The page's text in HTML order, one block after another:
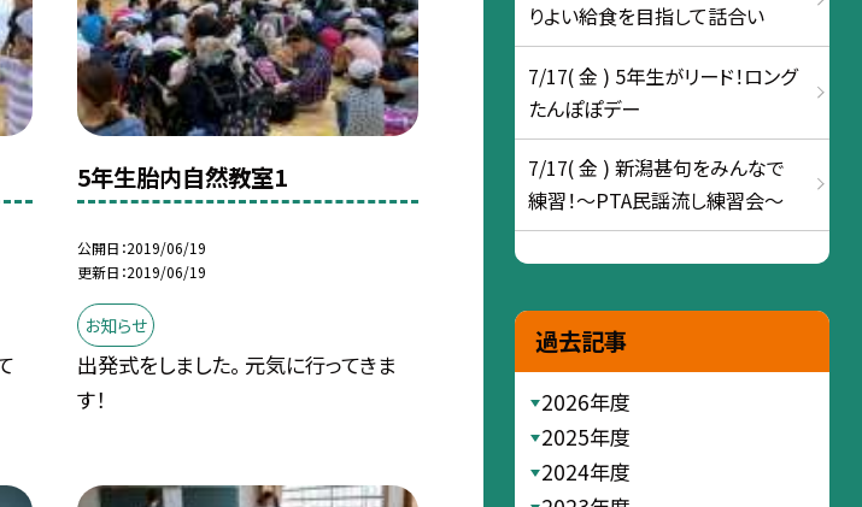
5年生胎内自然教室1
公開日 2019/06/19
更新日 2019/06/19
お知らせ
出発式をしました。 元気に行ってきま
す！
りよい給食を目指して話合い
7/17( 金 ) 5年生がリード！ロング
たんぽぽデー
7/17( 金 ) 新潟甚句をみんなで
練習！～PTA民謡流し練習会～
過去記事
2026年度
2025年度
2024年度